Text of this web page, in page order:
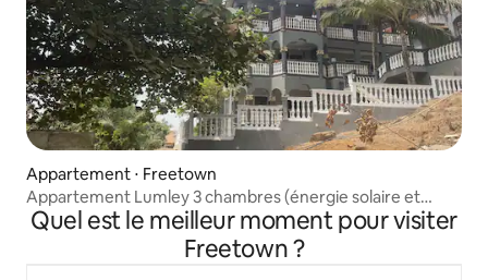
Appartement ⋅ Freetown
Appartement Lumley 3 chambres (énergie solaire et
générateur)
Quel est le meilleur moment pour visiter
Freetown ?